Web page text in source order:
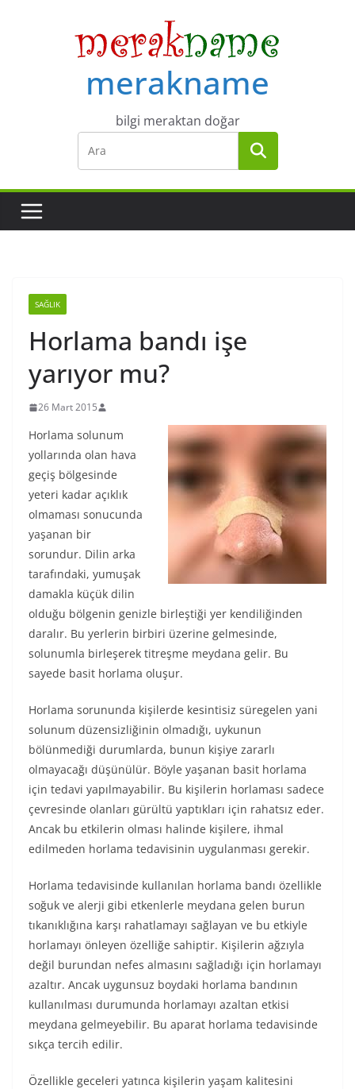
merakname
bilgi meraktan doğar
SAĞLIK
Horlama bandı işe
yarıyor mu?
26 Mart 2015
Horlama solunum
yollarında olan hava
geçiş bölgesinde
yeteri kadar açıklık
olmaması sonucunda
yaşanan bir
sorundur. Dilin arka
tarafındaki, yumuşak
damakla küçük dilin
olduğu bölgenin genizle birleştiği yer kendiliğinden
daralır. Bu yerlerin birbiri üzerine gelmesinde,
solunumla birleşerek titreşme meydana gelir. Bu
sayede basit horlama oluşur.
Horlama sorununda kişilerde kesintisiz süregelen yani
solunum düzensizliğinin olmadığı, uykunun
bölünmediği durumlarda, bunun kişiye zararlı
olmayacağı düşünülür. Böyle yaşanan basit horlama
için tedavi yapılmayabilir. Bu kişilerin horlaması sadece
çevresinde olanları gürültü yaptıkları için rahatsız eder.
Ancak bu etkilerin olması halinde kişilere, ihmal
edilmeden horlama tedavisinin uygulanması gerekir.
Horlama tedavisinde kullanılan horlama bandı özellikle
soğuk ve alerji gibi etkenlerle meydana gelen burun
tıkanıklığına karşı rahatlamayı sağlayan ve bu etkiyle
horlamayı önleyen özelliğe sahiptir. Kişilerin ağzıyla
değil burundan nefes almasını sağladığı için horlamayı
azaltır. Ancak uygunsuz boydaki horlama bandının
kullanılması durumunda horlamayı azaltan etkisi
meydana gelmeyebilir. Bu aparat horlama tedavisinde
sıkça tercih edilir.
Özellikle geceleri yatınca kişilerin yaşam kalitesini